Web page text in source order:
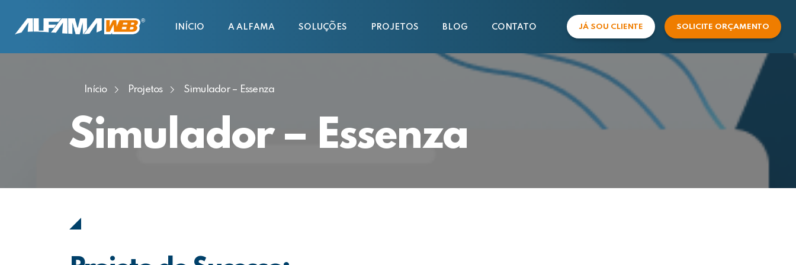
INÍCIO A ALFAMA SOLUÇÕES PROJETOS BLOG CONTATO JÁ SOU CLIENTE SOLICITE ORÇAMENTO
COMERCIAL
SUPORTE
Início Projetos Simulador – Essenza
Simulador – Essenza